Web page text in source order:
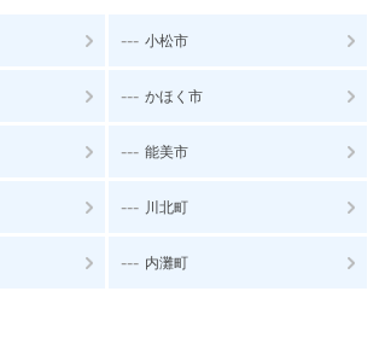
--- 小松市
--- かほく市
--- 能美市
--- 川北町
--- 内灘町